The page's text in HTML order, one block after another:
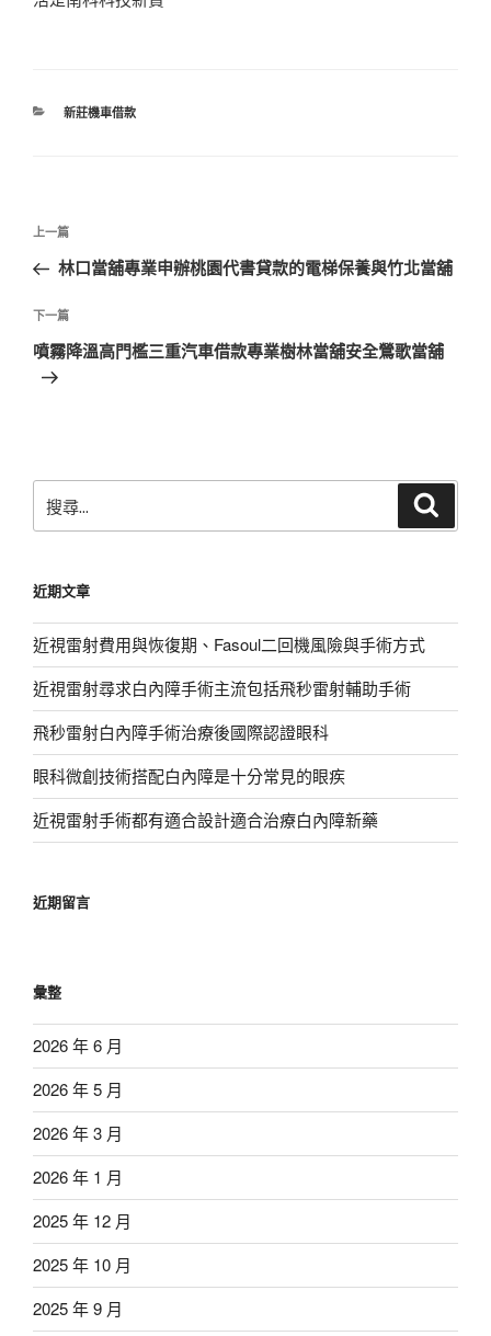
分
新莊機車借款
文
導
覽
上
一
文
章
上一篇
林口當舖專業申辦桃園代書貸款的電梯保養與竹北當舖
下
一
篇
下一篇
噴霧降溫高門檻三重汽車借款專業樹林當舖安全鶯歌當舖
尋
字:
近期文章
近視雷射費用與恢復期、Fasoul二回機風險與手術方式
近視雷射尋求白內障手術主流包括飛秒雷射輔助手術
飛秒雷射白內障手術治療後國際認證眼科
眼科微創技術搭配白內障是十分常見的眼疾
近視雷射手術都有適合設計適合治療白內障新藥
近期留言
彙整
2026 年 6 月
2026 年 5 月
2026 年 3 月
2026 年 1 月
2025 年 12 月
2025 年 10 月
2025 年 9 月